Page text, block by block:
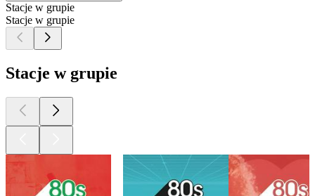
Stacje w grupie
Stacje w grupie
Stacje w grupie